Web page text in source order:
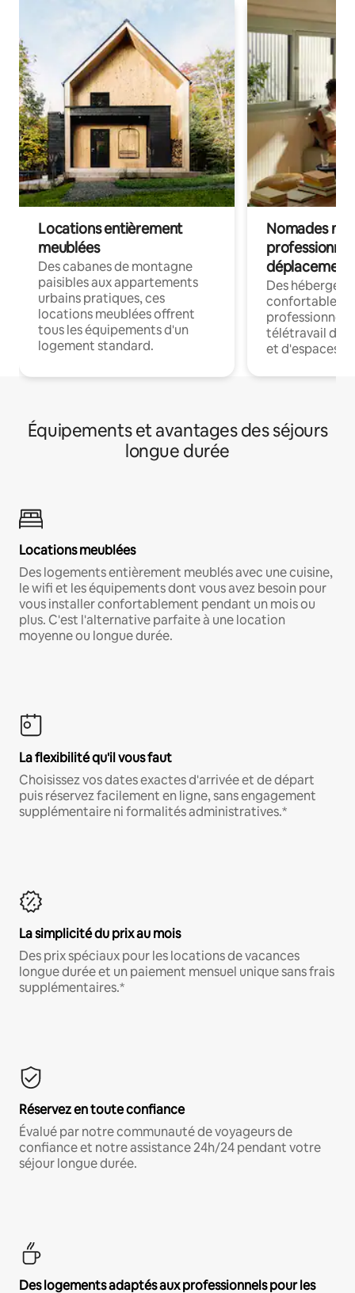
Locations entièrement
meublées
Des cabanes de montagne
paisibles aux appartements
urbains pratiques, ces
locations meublées offrent
tous les équipements d'un
logement standard.
Nomades
déplacement
Des
confortables
professionnels
télétravail
et d'espaces
Équipements et avantages des séjours
longue durée
Locations meublées
Des logements entièrement meublés avec une cuisine,
le wifi et les équipements dont vous avez besoin pour
vous installer confortablement pendant un mois ou
plus. C'est l'alternative parfaite à une location
moyenne ou longue durée.
La flexibilité qu'il vous faut
Choisissez vos dates exactes d'arrivée et de départ
puis réservez facilement en ligne, sans engagement
supplémentaire ni formalités administratives.*
La simplicité du prix au mois
Des prix spéciaux pour les locations de vacances
longue durée et un paiement mensuel unique sans frais
supplémentaires.*
Réservez en toute confiance
Évalué par notre communauté de voyageurs de
confiance et notre assistance 24h/24 pendant votre
séjour longue durée.
Des logements adaptés aux professionnels pour les